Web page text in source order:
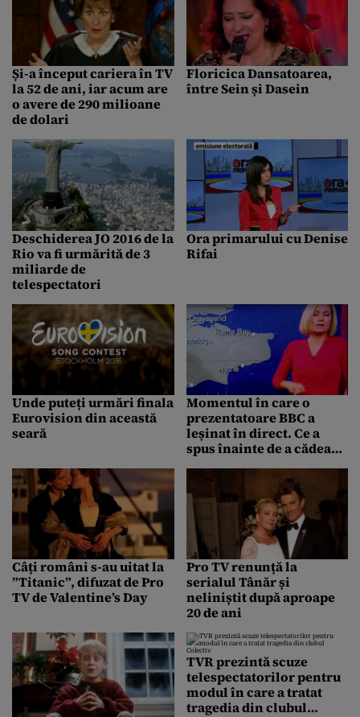
Și-a început cariera în TV
la 52 de ani, iar acum are
o avere de 290 milioane
de dolari
Floricica Dansatoarea,
între Sein și Dasein
Deschiderea JO 2016 de la
Rio va fi urmărită de 3
miliarde de
telespectatori
Ora primarului cu Denise
Rifai
Unde puteți urmări finala
Eurovision din această
seară
Momentul în care o
prezentatoare BBC a
leșinat în direct. Ce a
spus înainte de a cădea
Câți români s-au uitat la
”Titanic”, difuzat de Pro
TV de Valentine’s Day
Pro TV renunță la
serialul Tânăr și
neliniștit după aproape
20 de ani
TVR prezintă scuze
telespectatorilor pentru
modul în care a tratat
tragedia din clubul